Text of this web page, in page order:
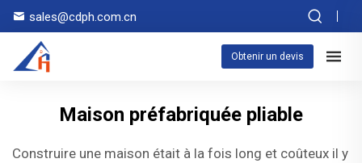
sales@cdph.com.cn
Obtenir un devis
Maison préfabriquée pliable
Construire une maison était à la fois long et coûteux il y